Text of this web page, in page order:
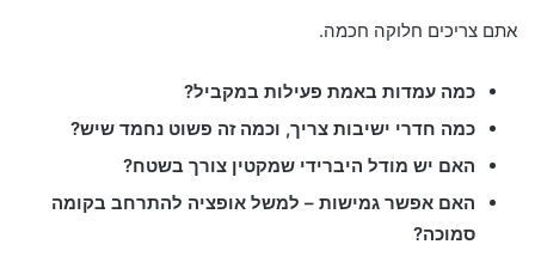
אתם צריכים חלוקה חכמה.
כמה עמדות באמת פעילות במקביל?
כמה חדרי ישיבות צריך, וכמה זה פשוט נחמד שיש?
האם יש מודל היברידי שמקטין צורך בשטח?
האם אפשר גמישות – למשל אופציה להתרחב בקומה
סמוכה?